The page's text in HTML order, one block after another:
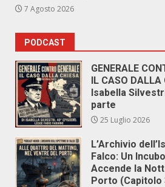
7 Agosto 2026
PODCAST
GENERALE
IL CASO DALLA
Isabella
parte
25 Luglio 2026
L’Archivio
Falco: Un
Accende la
Porto (Capitolo